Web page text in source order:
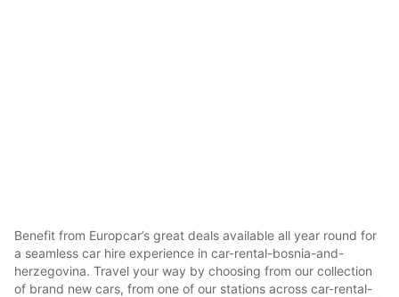
Benefit from Europcar’s great deals available all year round for
a seamless car hire experience in car-rental-bosnia-and-
herzegovina. Travel your way by choosing from our collection
of brand new cars, from one of our stations across car-rental-